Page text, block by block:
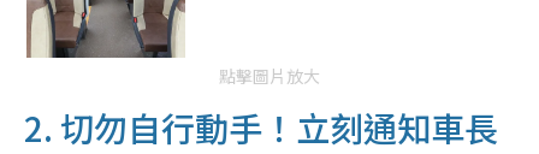
點擊圖片放大
2. 切勿自行動手！立刻通知車長